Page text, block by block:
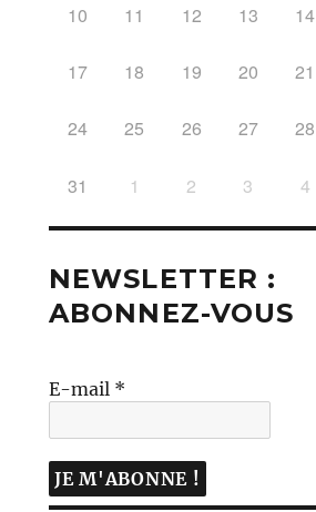
10 11 12 13 14
17 18 19 20 21
24 25 26 27 28
31 1 2 3 4
NEWSLETTER :
ABONNEZ-VOUS
E-mail *